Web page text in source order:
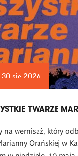
sie 2026
TWARZE
na wernisaż, który
Orańskiej w